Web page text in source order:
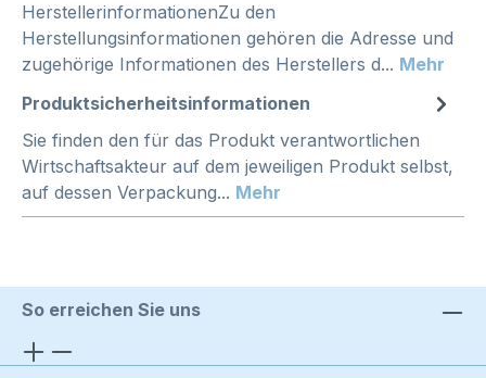
HerstellerinformationenZu den
Herstellungsinformationen gehören die Adresse und
zugehörige Informationen des Herstellers d... Mehr
Produktsicherheitsinformationen
Sie finden den für das Produkt verantwortlichen
Wirtschaftsakteur auf dem jeweiligen Produkt selbst,
auf dessen Verpackung... Mehr
So erreichen Sie uns